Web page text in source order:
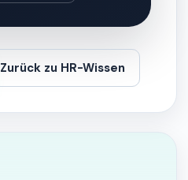
Zurück zu HR-Wissen